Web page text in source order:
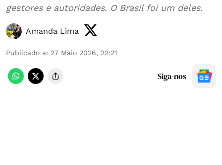
gestores e autoridades. O Brasil foi um deles.
Amanda Lima
Publicado a: 27 Maio 2026, 22:21
Siga-nos